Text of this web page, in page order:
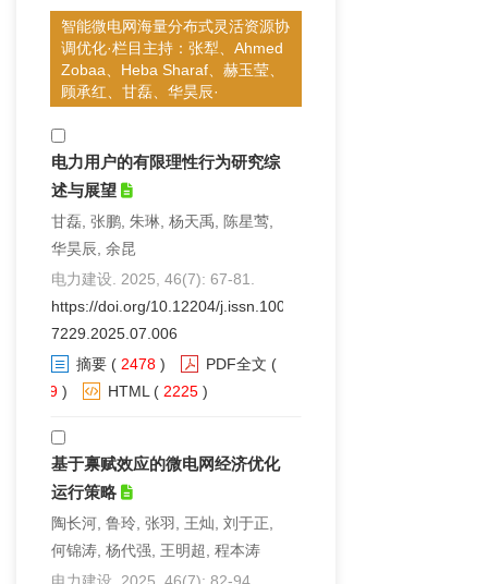
智能微电网海量分布式灵活资源协
调优化·栏目主持：张犁、Ahmed
Zobaa、Heba Sharaf、赫玉莹、
顾承红、甘磊、华昊辰·
电力用户的有限理性行为研究综
述与展望
甘磊, 张鹏, 朱琳, 杨天禹, 陈星莺,
华昊辰, 余昆
电力建设. 2025, 46(7): 67-81.
https://doi.org/10.12204/j.issn.1000-
7229.2025.07.006
摘要 ( 2478 ) PDF全文 (
79 ) HTML ( 2225 )
基于禀赋效应的微电网经济优化
运行策略
陶长河, 鲁玲, 张羽, 王灿, 刘于正,
何锦涛, 杨代强, 王明超, 程本涛